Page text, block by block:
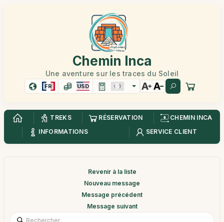
Chemin Inca
Une aventure sur les traces du Soleil
FR USD
TREKS RÉSERVATION
CHEMIN INCA
INFORMATIONS
SERVICE CLIENT
Revenir à la liste
Nouveau message
Message précédent
Message suivant